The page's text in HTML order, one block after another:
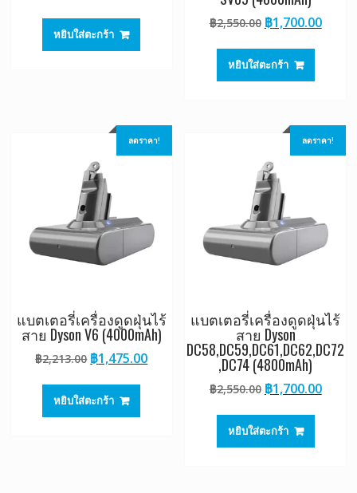
was:
฿2,325.00.
หยิบใส่ตะกร้า
฿2,550.00 Original
was:
฿2,550.00.
฿1,700.00
หยิบใส่ตะกร้า
ลดราคา!
แบตเตอรี่เครื่องดูดฝุ่นไร้
สาย Dyson V6 (4000mAh)
฿2,213.00 Original
was:
฿2,213.00.
฿1,475.00Current
หยิบใส่ตะกร้า
ลดราคา!
แบตเตอรี่เครื่องดูดฝุ่นไร้
สาย Dyson
DC58,DC59,DC61,DC62,DC72
,DC74 (4800mAh)
฿2,550.00 Original
was:
฿2,550.00.
฿1,700.00
หยิบใส่ตะกร้า